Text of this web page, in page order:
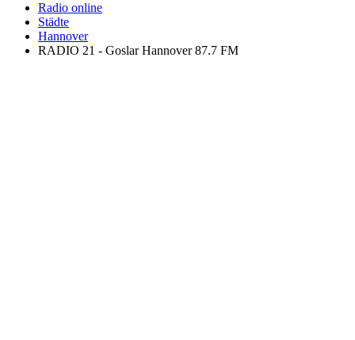
Radio online
Städte
Hannover
RADIO 21 - Goslar Hannover 87.7 FM